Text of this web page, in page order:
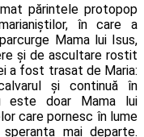
părintele protopop
în care a
Mama lui Isus,
și de ascultare rostit
a fost trasat de Maria:
și continuă în
este doar Mama lui
care pornesc în lume
mai departe.